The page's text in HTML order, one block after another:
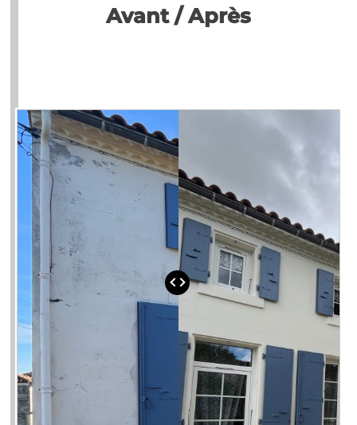
Avant / Après